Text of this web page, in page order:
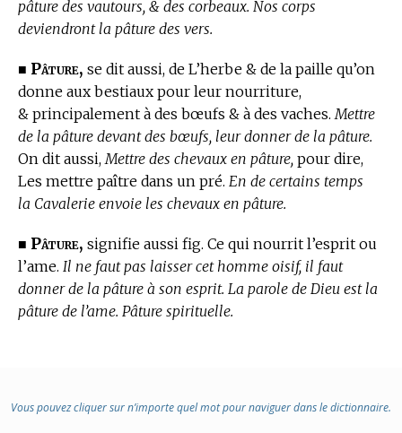
pâture des vautours, & des corbeaux. Nos corps
deviendront la pâture des vers.
■ Pâture, se dit aussi, de L’herbe & de la paille qu’on
donne aux bestiaux pour leur nourriture,
& principalement à des bœufs & à des vaches.Mettre
de la pâture devant des bœufs, leur donner de la pâture.
On dit aussi,Mettre des chevaux en pâture, pour dire,
Les mettre paître dans un pré. En de certains temps
la Cavalerie envoie les chevaux en pâture.
■ Pâture, signifie aussi fig. Ce qui nourrit l’esprit ou
l’ame. Il ne faut pas laisser cet homme oisif, il faut
donner de la pâture à son esprit. La parole de Dieu est la
pâture de l’ame. Pâture spirituelle.
Vous pouvez cliquer sur n’importe quel mot pour naviguer dans le dictionnaire.